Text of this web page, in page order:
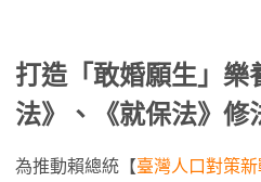
打造「敢婚願生」樂
法》、《就保法》修
為推動賴總統【臺灣人口對策